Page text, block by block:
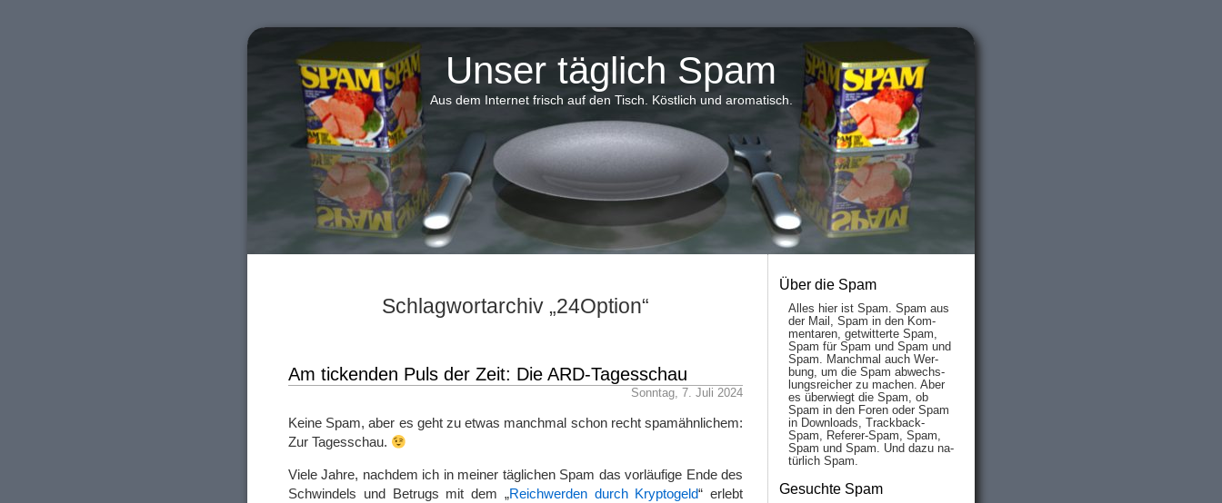
Unser täglich Spam
Aus dem Internet frisch auf den Tisch. Köstlich und aromatisch.
Schlagwortarchiv „24Option“
Am tickenden Puls der Zeit: Die ARD-Tagesschau
Sonntag, 7. Juli 2024
Keine Spam, aber es geht zu etwas manchmal schon recht spamähnlichem:
Zur Tagesschau.
Viele Jahre, nachdem ich in meiner täglichen Spam das vorläufige Ende des
Schwindels und Betrugs mit dem „Reichwerden durch Kryptogeld“ erlebt
Über die Spam
Alles hier ist Spam. Spam aus
der Mail, Spam in den Kom­
men­taren, ge­twit­ter­te Spam,
Spam für Spam und Spam und
Spam. Manch­mal auch Wer­
bung, um die Spam ab­wechs­
lungs­reich­er zu mach­en. Aber
es über­wiegt die Spam, ob
Spam in den Fo­ren oder Spam
in Down­loads, Track­back-
Spam, Re­fe­rer-Spam, Spam,
Spam und Spam. Und da­zu na­
tür­lich Spam.
Gesuchte Spam